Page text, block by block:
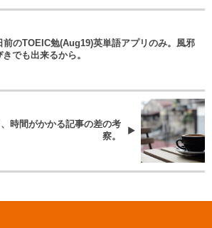
前のTOEIC勉(Aug19)英単語アプリのみ。風邪
きでも出来るから。
時間がかかる記事の差の考
察。